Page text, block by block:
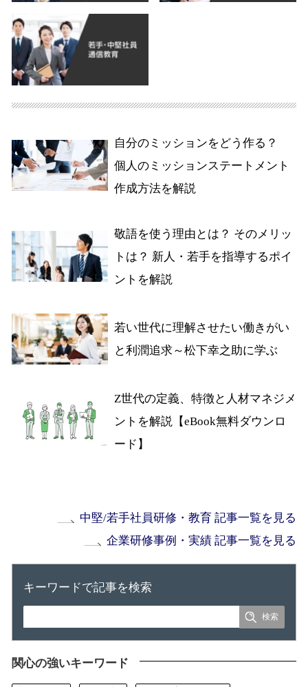
自分のミッションをどう作る？
個人のミッションステートメント
作成方法を解説
敬語を使う理由とは？ そのメリッ
トは？ 新人・若手を指導するポイ
ントを解説
若い世代に理解させたい働きがい
と利潤追求～松下幸之助に学ぶ
Z世代の定義、特徴と人材マネジメ
ントを解説【eBook無料ダウンロ
ード】
中堅/若手社員研修・教育 記事一覧を見る
企業研修事例・実績 記事一覧を見る
キーワードで記事を検索
関心の強いキーワード